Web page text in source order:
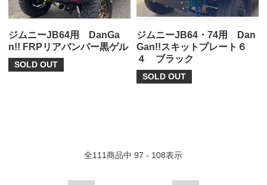
ジムニーJB64用 DanGa
n!! FRPリアバンパー黒ゲル
SOLD OUT
ジムニーJB64・74用 Dan
Gan!!スキットプレート６
４ ブラック
SOLD OUT
全111商品中97 - 108表示